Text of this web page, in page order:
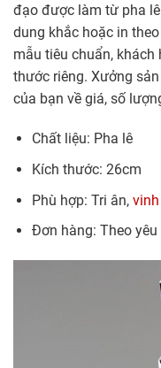
đạo được làm từ pha
dung khắc hoặc in
mẫu tiêu chuẩn, khách
thước riêng. Xưởng
của bạn về giá, số
Chất liệu: Pha lê
Kích thước: 26cm
Phù hợp: Tri ân,
Đơn hàng: Theo yêu